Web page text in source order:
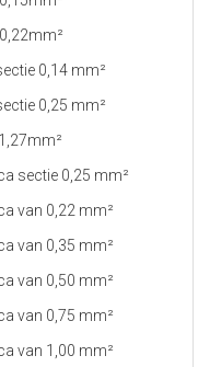
0,14 mm²
0,25 mm²
sectie 0,25 mm²
van 0,22 mm²
van 0,35 mm²
van 0,50 mm²
van 0,75 mm²
van 1,00 mm²